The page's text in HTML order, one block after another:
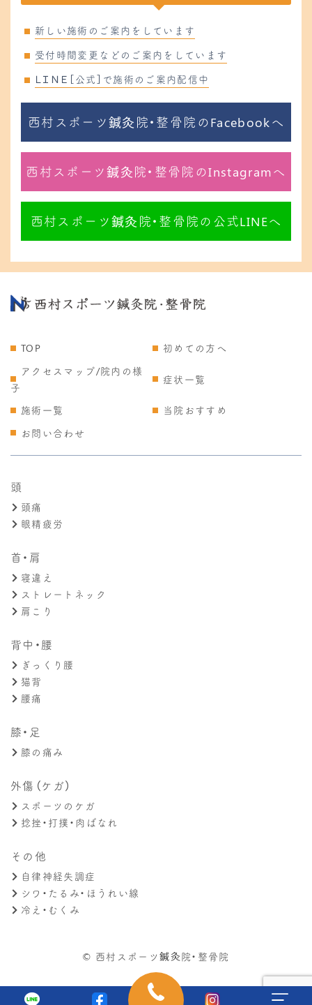
新しい施術のご案内をしています
受付時間変更などのご案内をしています
ＬＩＮＥ［公式］で施術のご案内配信中
西村スポーツ鍼灸院・整骨院のFacebookへ
西村スポーツ鍼灸院・整骨院のInstagramへ
西村スポーツ鍼灸院・整骨院の公式LINEへ
TOP
初めての方へ
アクセスマップ/院内の様
子
症状一覧
施術一覧
当院おすすめ
お問い合わせ
頭
頭痛
眼精疲労
首・肩
寝違え
ストレートネック
肩こり
背中・腰
ぎっくり腰
猫背
腰痛
膝・足
膝の痛み
外傷（ケガ）
スポーツのケガ
捻挫・打撲・肉ばなれ
その他
自律神経失調症
シワ・たるみ・ほうれい線
冷え・むくみ
© 西村スポーツ鍼灸院・整骨院